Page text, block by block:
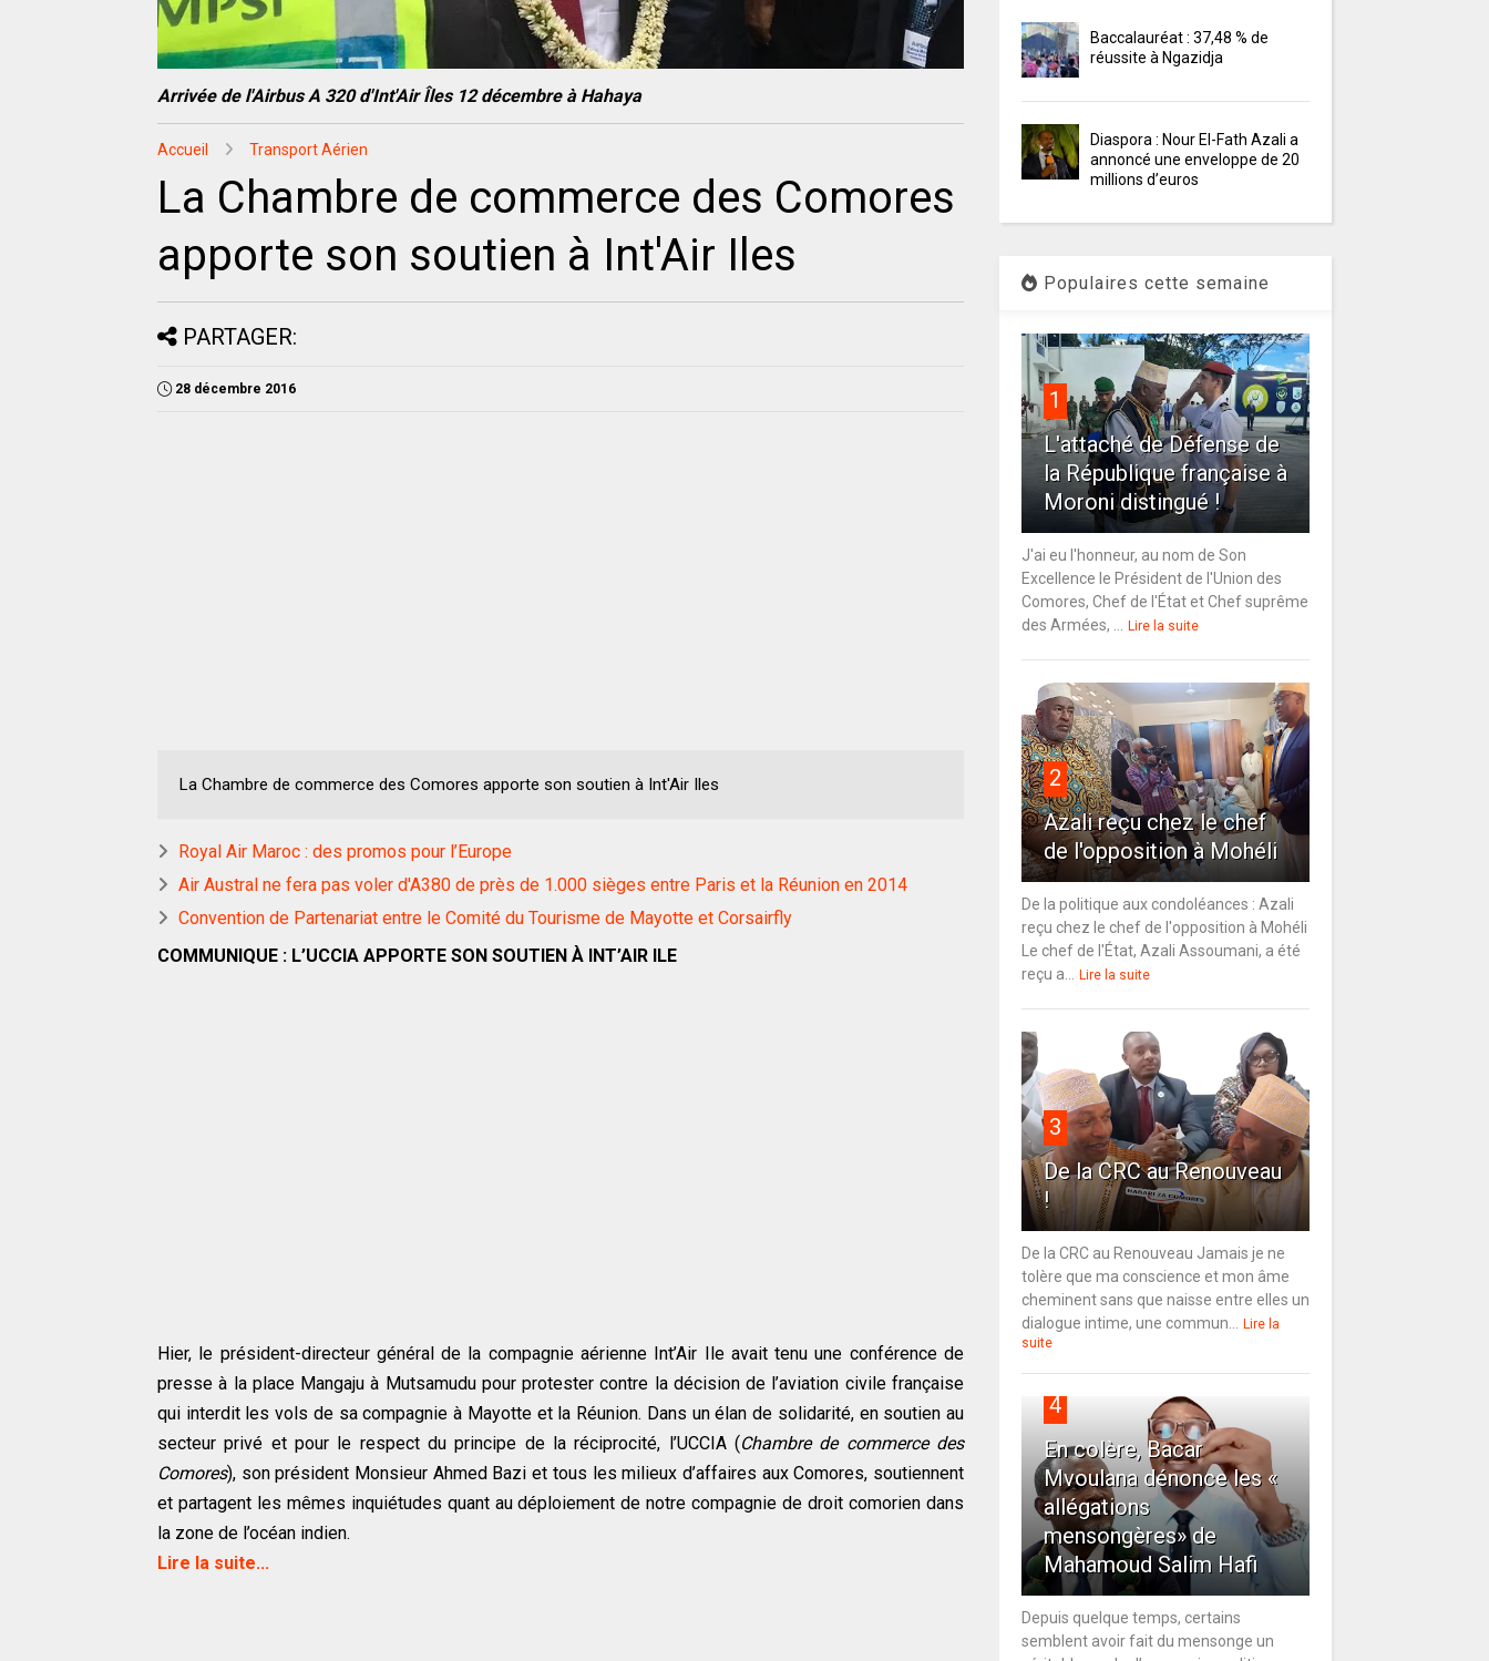
Arrivée de l'Airbus A 320 d'Int'Air Îles 12 décembre à Hahaya
Accueil Transport Aérien
La Chambre de commerce des Comores
apporte son soutien à Int'Air Iles
PARTAGER:
28 décembre 2016
La Chambre de commerce des Comores apporte son soutien à Int'Air Iles
Royal Air Maroc : des promos pour l’Europe
Air Austral ne fera pas voler d'A380 de près de 1.000 sièges entre Paris et la Réunion en 2014
Convention de Partenariat entre le Comité du Tourisme de Mayotte et Corsairfly
COMMUNIQUE : L’UCCIA APPORTE SON SOUTIEN À INT’AIR ILE
Hier, le président-directeur général de la compagnie aérienne Int’Air Ile avait tenu une conférence de
presse à la place Mangaju à Mutsamudu pour protester contre la décision de l’aviation civile française
qui interdit les vols de sa compagnie à Mayotte et la Réunion. Dans un élan de solidarité, en soutien au
secteur privé et pour le respect du principe de la réciprocité, l’UCCIA (Chambre de commerce des
Comores), son président Monsieur Ahmed Bazi et tous les milieux d’affaires aux Comores, soutiennent
et partagent les mêmes inquiétudes quant au déploiement de notre compagnie de droit comorien dans
la zone de l’océan indien.
Lire la suite...
Baccalauréat : 37,48 % de
réussite à Ngazidja
Diaspora : Nour El-Fath Azali a
annoncé une enveloppe de 20
millions d’euros
Populaires cette semaine
1
L'attaché de Défense de
la République française à
Moroni distingué !
J'ai eu l'honneur, au nom de Son
Excellence le Président de l'Union des
Comores, Chef de l'État et Chef suprême
des Armées, ...
Lire la suite
2
Azali reçu chez le chef
de l'opposition à Mohéli
De la politique aux condoléances : Azali
reçu chez le chef de l'opposition à Mohéli
Le chef de l'État, Azali Assoumani, a été
reçu a...
Lire la suite
3
De la CRC au Renouveau
!
De la CRC au Renouveau Jamais je ne
tolère que ma conscience et mon âme
cheminent sans que naisse entre elles un
dialogue intime, une commun...
Lire la
suite
4
En colère, Bacar
Mvoulana dénonce les «
allégations
mensongères» de
Mahamoud Salim Hafi
Depuis quelque temps, certains
semblent avoir fait du mensonge un